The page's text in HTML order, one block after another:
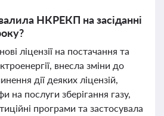
НКРЕКП на засіданні
ліцензії на постачання та
внесла зміни до
дії деяких ліцензій,
на послуги зберігання газу,
програми та застосувала